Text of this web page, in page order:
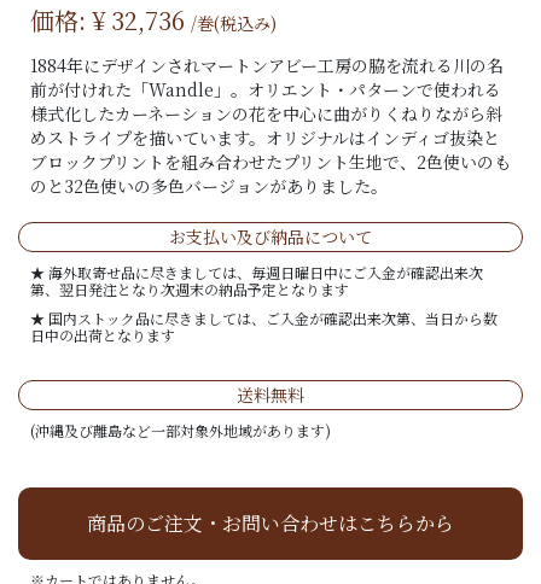
価格: ¥32,736 /巻(税込み)
1884年にデザインされマートンアビー工房の脇を流れる川の名
前が付けれた「Wandle」。オリエント・パターンで使われる
様式化したカーネーションの花を中心に曲がりくねりながら斜
めストライプを描いています。オリジナルはインディゴ抜染と
ブロックプリントを組み合わせたプリント生地で、2色使いのも
のと32色使いの多色バージョンがありました。
お支払い及び納品について
★ 海外取寄せ品に尽きましては、毎週日曜日中にご入金が確認出来次
第、翌日発注となり次週末の納品予定となります
★ 国内ストック品に尽きましては、ご入金が確認出来次第、当日から数
日中の出荷となります
送料無料
(沖縄及び離島など一部対象外地域があります)
商品のご注文・お問い合わせはこちらから
※カートではありません。